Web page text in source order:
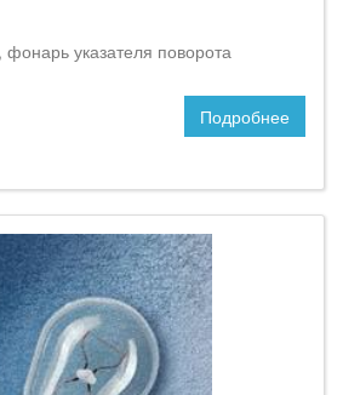
указателя поворота
Подробнее